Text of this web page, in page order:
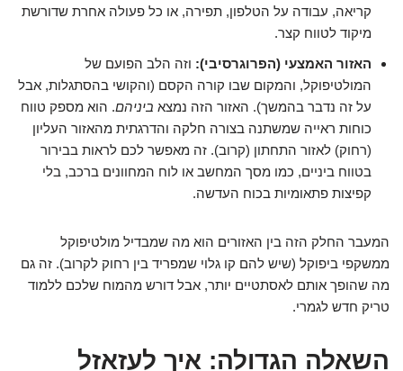
קריאה, עבודה על הטלפון, תפירה, או כל פעולה אחרת שדורשת
מיקוד לטווח קצר.
האזור האמצעי (הפרוגרסיבי): וזה הלב הפועם של
המולטיפוקל, והמקום שבו קורה הקסם (והקושי בהסתגלות, אבל
על זה נדבר בהמשך). האזור הזה נמצא ביניהם. הוא מספק טווח
כוחות ראייה שמשתנה בצורה חלקה והדרגתית מהאזור העליון
(רחוק) לאזור התחתון (קרוב). זה מאפשר לכם לראות בבירור
בטווח ביניים, כמו מסך המחשב או לוח המחוונים ברכב, בלי
קפיצות פתאומיות בכוח העדשה.
המעבר החלק הזה בין האזורים הוא מה שמבדיל מולטיפוקל
ממשקפי ביפוקל (שיש להם קו גלוי שמפריד בין רחוק לקרוב). זה גם
מה שהופך אותם לאסתטיים יותר, אבל דורש מהמוח שלכם ללמוד
טריק חדש לגמרי.
השאלה הגדולה: איך לעזאזל